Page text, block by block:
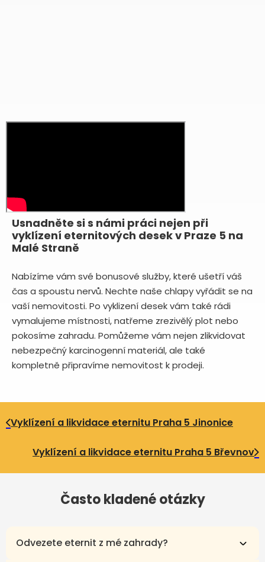
Usnadněte si s námi práci nejen při
vyklízení eternitových desek v Praze 5 na
Malé Straně
Nabízíme vám své bonusové služby, které ušetří váš
čas a spoustu nervů. Nechte naše chlapy vyřádit se na
vaší nemovitosti. Po vyklizení desek vám také rádi
vymalujeme místnosti, natřeme zrezivělý plot nebo
pokosíme zahradu. Pomůžeme vám nejen zlikvidovat
nebezpečný karcinogenní materiál, ale také
kompletně připravíme nemovitost k prodeji.
Vyklízení a likvidace eternitu Praha 5 Jinonice
Vyklízení a likvidace eternitu Praha 5 Břevnov
Často kladené otázky
Odvezete eternit z mé zahrady?